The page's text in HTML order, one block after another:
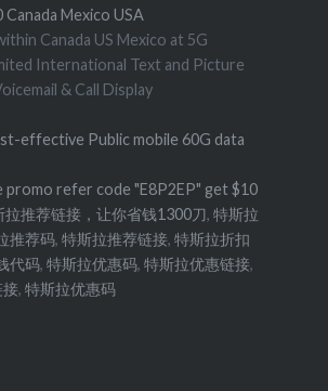
Canada Mexico USA
Canada US Mexico at 5G
International Text and Picture
& Call Display
effective Public mobile 60G data
promo refer code "E8P2EP" get $10
拉推荐链接，让你省钱1300刀, 特斯拉
推荐码, 特斯拉推荐链接, 特斯拉折扣
代码, 特斯拉优惠码, 特斯拉优惠链接,
接, 特斯拉优惠码